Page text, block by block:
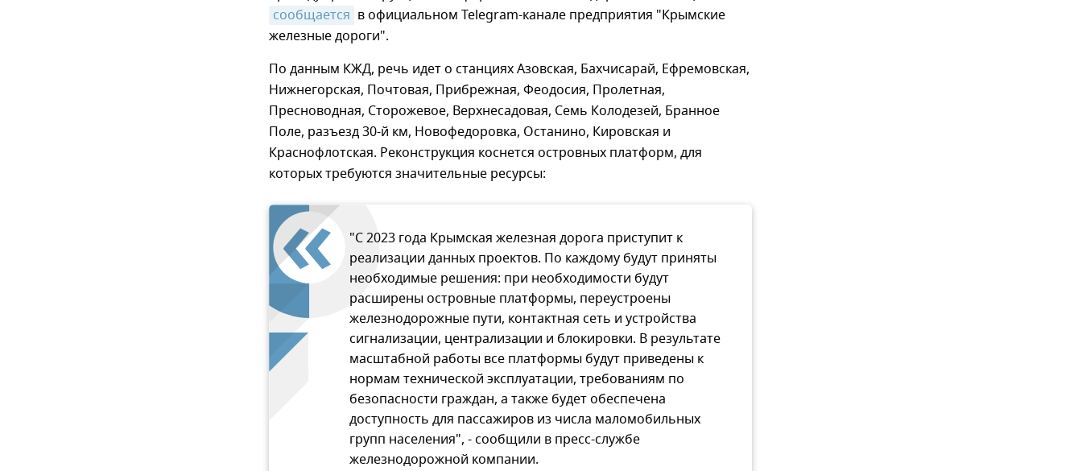
сообщается в официальном Telegram-канале предприятия "Крымские
железные дороги".
По данным КЖД, речь идет о станциях Азовская, Бахчисарай, Ефремовская,
Нижнегорская, Почтовая, Прибрежная, Феодосия, Пролетная,
Пресноводная, Сторожевое, Верхнесадовая, Семь Колодезей, Бранное
Поле, разъезд 30-й км, Новофедоровка, Останино, Кировская и
Краснофлотская. Реконструкция коснется островных платформ, для
которых требуются значительные ресурсы:
"С 2023 года Крымская железная дорога приступит к
реализации данных проектов. По каждому будут приняты
необходимые решения: при необходимости будут
расширены островные платформы, переустроены
железнодорожные пути, контактная сеть и устройства
сигнализации, централизации и блокировки. В результате
масштабной работы все платформы будут приведены к
нормам технической эксплуатации, требованиям по
безопасности граждан, а также будет обеспечена
доступность для пассажиров из числа маломобильных
групп населения", - сообщили в пресс-службе
железнодорожной компании.